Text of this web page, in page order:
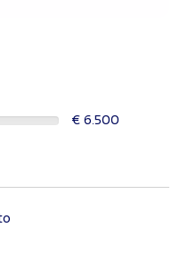
€ 6.500